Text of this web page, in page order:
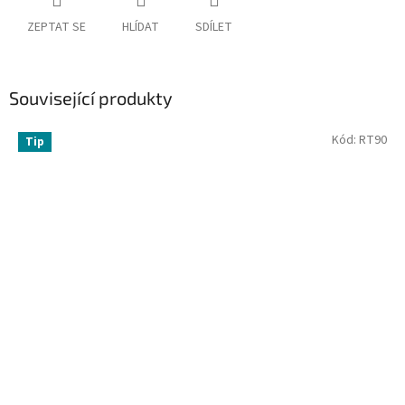
ZEPTAT SE HLÍDAT SDÍLET
Související produkty
Tip Kód: RT90